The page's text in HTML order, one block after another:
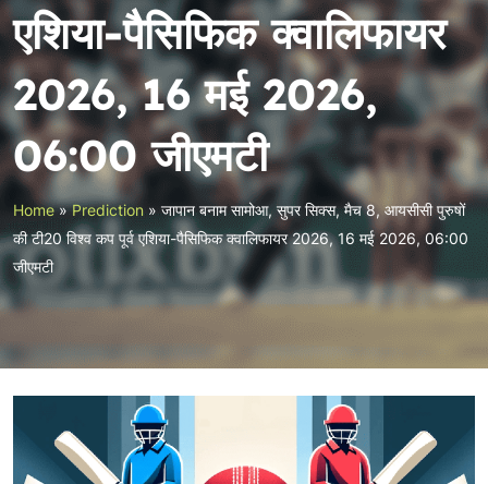
एशिया-पैसिफिक क्वालिफायर
2026, 16 मई 2026,
06:00 जीएमटी
Home»Prediction »जापान बनाम सामोआ, सुपर सिक्स, मैच 8, आयसीसी पुरुषों
की टी20 विश्व कप पूर्व एशिया-पैसिफिक क्वालिफायर 2026, 16 मई 2026, 06:00
जीएमटी